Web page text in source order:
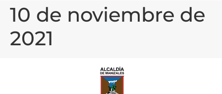
10 de noviembre de
2021